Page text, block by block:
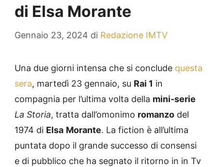
di Elsa Morante
Gennaio 23, 2024 di Redazione IMTV
Una due giorni intensa che si conclude questa
sera, martedì 23 gennaio, su Rai 1 in
compagnia per l’ultima volta della mini-serie
La Storia, tratta dall’omonimo romanzo del
1974 di Elsa Morante. La fiction è all’ultima
puntata dopo il grande successo di consensi
e di pubblico che ha segnato il ritorno in in Tv